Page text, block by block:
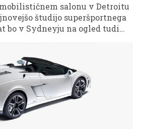
salonu v Detroitu
študijo superšportnega
bo v Sydneyju na ogled tudi